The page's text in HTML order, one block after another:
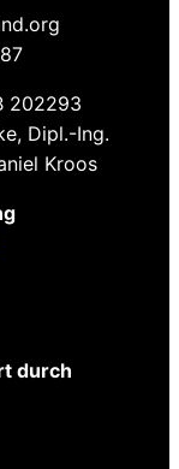
202293
Dipl.-Ing.
Kroos
durch